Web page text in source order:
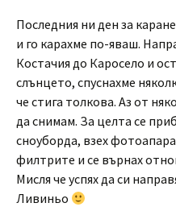
Последния ни ден за
и го карахме по-яваш.
Костачия до Каросело и
слънцето, спуснахме
че стига толкова. Аз от
да снимам. За целта се
сноуборда, взех
филтрите и се върнах
Мисля че успях да си
Ливиньо